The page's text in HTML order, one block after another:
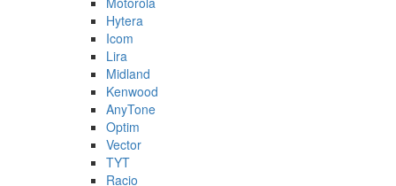
Hytera
Icom
Lira
Midland
Kenwood
AnyTone
Optim
Vector
TYT
Racio